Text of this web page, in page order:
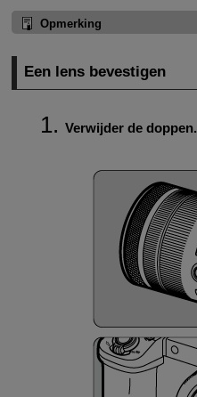
Opmerking
Een lens bevestigen
Verwijder de doppen.